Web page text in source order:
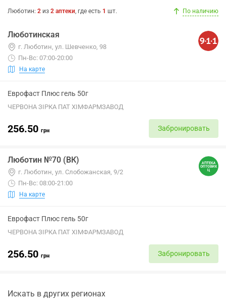
Люботин: 2 из 2 аптеки, где есть 1 шт. По наличию
Люботинская
г. Люботин, ул. Шевченко, 98
Пн-Вс: 07:00-20:00
На карте
Еврофаст Плюс гель 50г
ЧЕРВОНА ЗІРКА ПАТ ХІМФАРМЗАВОД
256.50 грн Забронировать
Люботин №70 (ВК)
г. Люботин, ул. Слобожанская, 9/2
Пн-Вс: 08:00-21:00
На карте
Еврофаст Плюс гель 50г
ЧЕРВОНА ЗІРКА ПАТ ХІМФАРМЗАВОД
256.50 грн Забронировать
Искать в других регионах